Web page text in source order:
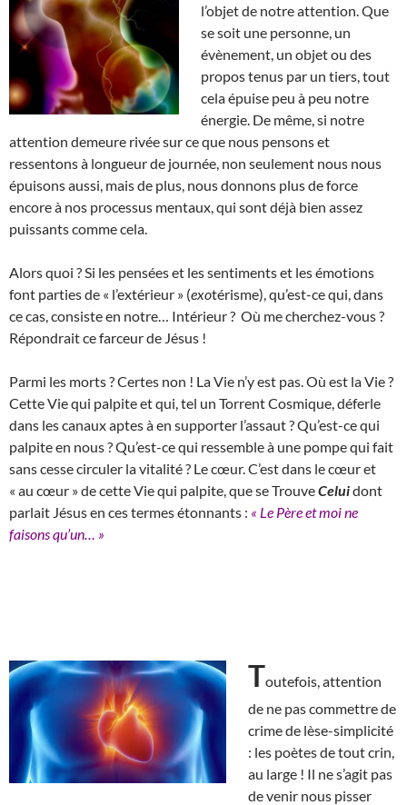
l’objet de notre attention. Que
se soit une personne, un
évènement, un objet ou des
propos tenus par un tiers, tout
cela épuise peu à peu notre
énergie. De même, si notre
attention demeure rivée sur ce que nous pensons et
ressentons à longueur de journée, non seulement nous nous
épuisons aussi, mais de plus, nous donnons plus de force
encore à nos processus mentaux, qui sont déjà bien assez
puissants comme cela.
Alors quoi ? Si les pensées et les sentiments et les émotions
font parties de « l’extérieur » (exotérisme), qu’est-ce qui, dans
ce cas, consiste en notre… Intérieur ? Où me cherchez-vous ?
Répondrait ce farceur de Jésus !
Parmi les morts ? Certes non ! La Vie n’y est pas. Où est la Vie ?
Cette Vie qui palpite et qui, tel un Torrent Cosmique, déferle
dans les canaux aptes à en supporter l’assaut ? Qu’est-ce qui
palpite en nous ? Qu’est-ce qui ressemble à une pompe qui fait
sans cesse circuler la vitalité ? Le cœur. C’est dans le cœur et
« au cœur » de cette Vie qui palpite, que se TrouveCeluidont
parlait Jésus en ces termes étonnants : « Le Père et moi ne
faisons qu’un… »
Toutefois, attention
de ne pas commettre de
crime de lèse-simplicité
: les poètes de tout crin,
au large ! Il ne s’agit pas
de venir nous pisser